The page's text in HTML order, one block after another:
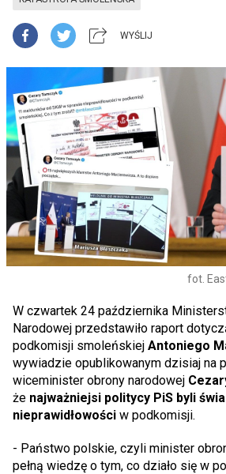
WYŚLIJ
fot.
W czwartek 24 października
Narodowej przedstawiło raport
podkomisji smoleńskiej Antoniego
wywiadzie opublikowanym dzisiaj na
wiceminister obrony narodowej
że najważniejsi politycy PiS byli
nieprawidłowości w podkomisji.
- Państwo polskie, czyli minister
pełną wiedzę o tym, co działo się w